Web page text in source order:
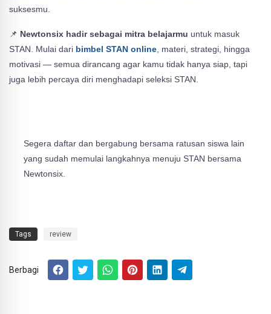
suksesmu.
📌 Newtonsix hadir sebagai mitra belajarmu untuk masuk
STAN. Mulai dari bimbel STAN online, materi, strategi, hingga
motivasi — semua dirancang agar kamu tidak hanya siap, tapi
juga lebih percaya diri menghadapi seleksi STAN.
Segera daftar dan bergabung bersama ratusan siswa lain
yang sudah memulai langkahnya menuju STAN bersama
Newtonsix.
Tags review
Berbagi